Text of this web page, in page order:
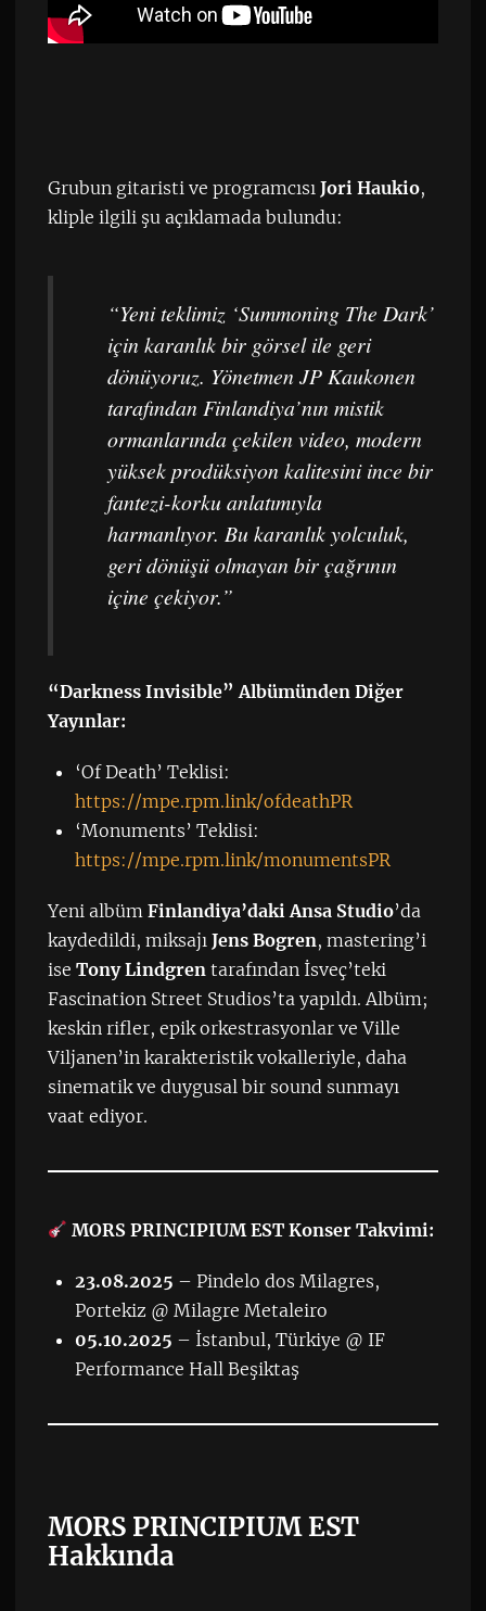
Grubun gitaristi ve programcısı Jori Haukio,
kliple ilgili şu açıklamada bulundu:
“Yeni teklimiz ‘Summoning The Dark’
için karanlık bir görsel ile geri
dönüyoruz. Yönetmen JP Kaukonen
tarafından Finlandiya’nın mistik
ormanlarında çekilen video, modern
yüksek prodüksiyon kalitesini ince bir
fantezi-korku anlatımıyla
harmanlıyor. Bu karanlık yolculuk,
geri dönüşü olmayan bir çağrının
içine çekiyor.”
“Darkness Invisible” Albümünden Diğer
Yayınlar:
‘Of Death’ Teklisi:
https://mpe.rpm.link/ofdeathPR
‘Monuments’ Teklisi:
https://mpe.rpm.link/monumentsPR
Yeni albüm Finlandiya’daki Ansa Studio’da
kaydedildi, miksajı Jens Bogren, mastering’i
ise Tony Lindgren tarafından İsveç’teki
Fascination Street Studios’ta yapıldı. Albüm;
keskin rifler, epik orkestrasyonlar ve Ville
Viljanen’in karakteristik vokalleriyle, daha
sinematik ve duygusal bir sound sunmayı
vaat ediyor.
MORS PRINCIPIUM EST Konser Takvimi:
23.08.2025 – Pindelo dos Milagres,
Portekiz @ Milagre Metaleiro
05.10.2025 – İstanbul, Türkiye @ IF
Performance Hall Beşiktaş
MORS PRINCIPIUM EST
Hakkında